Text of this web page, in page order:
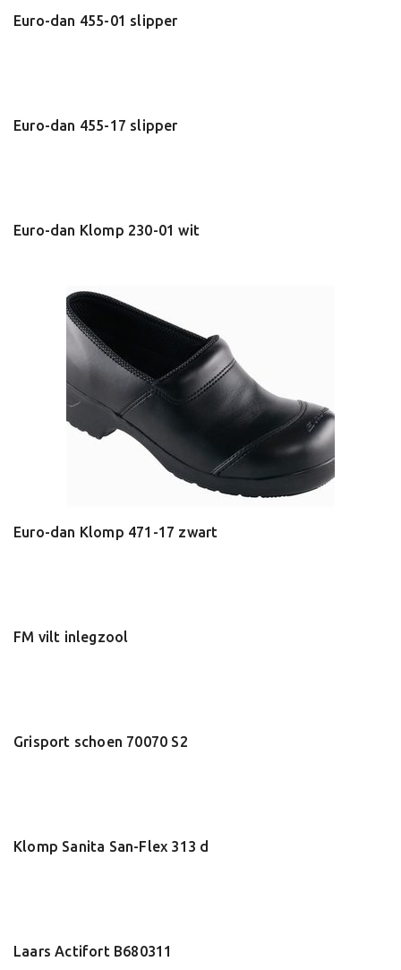
Euro-dan 455-01 slipper
Euro-dan 455-17 slipper
Euro-dan Klomp 230-01 wit
Euro-dan Klomp 471-17 zwart
FM vilt inlegzool
Grisport schoen 70070 S2
Klomp Sanita San-Flex 313 d
Laars Actifort B680311